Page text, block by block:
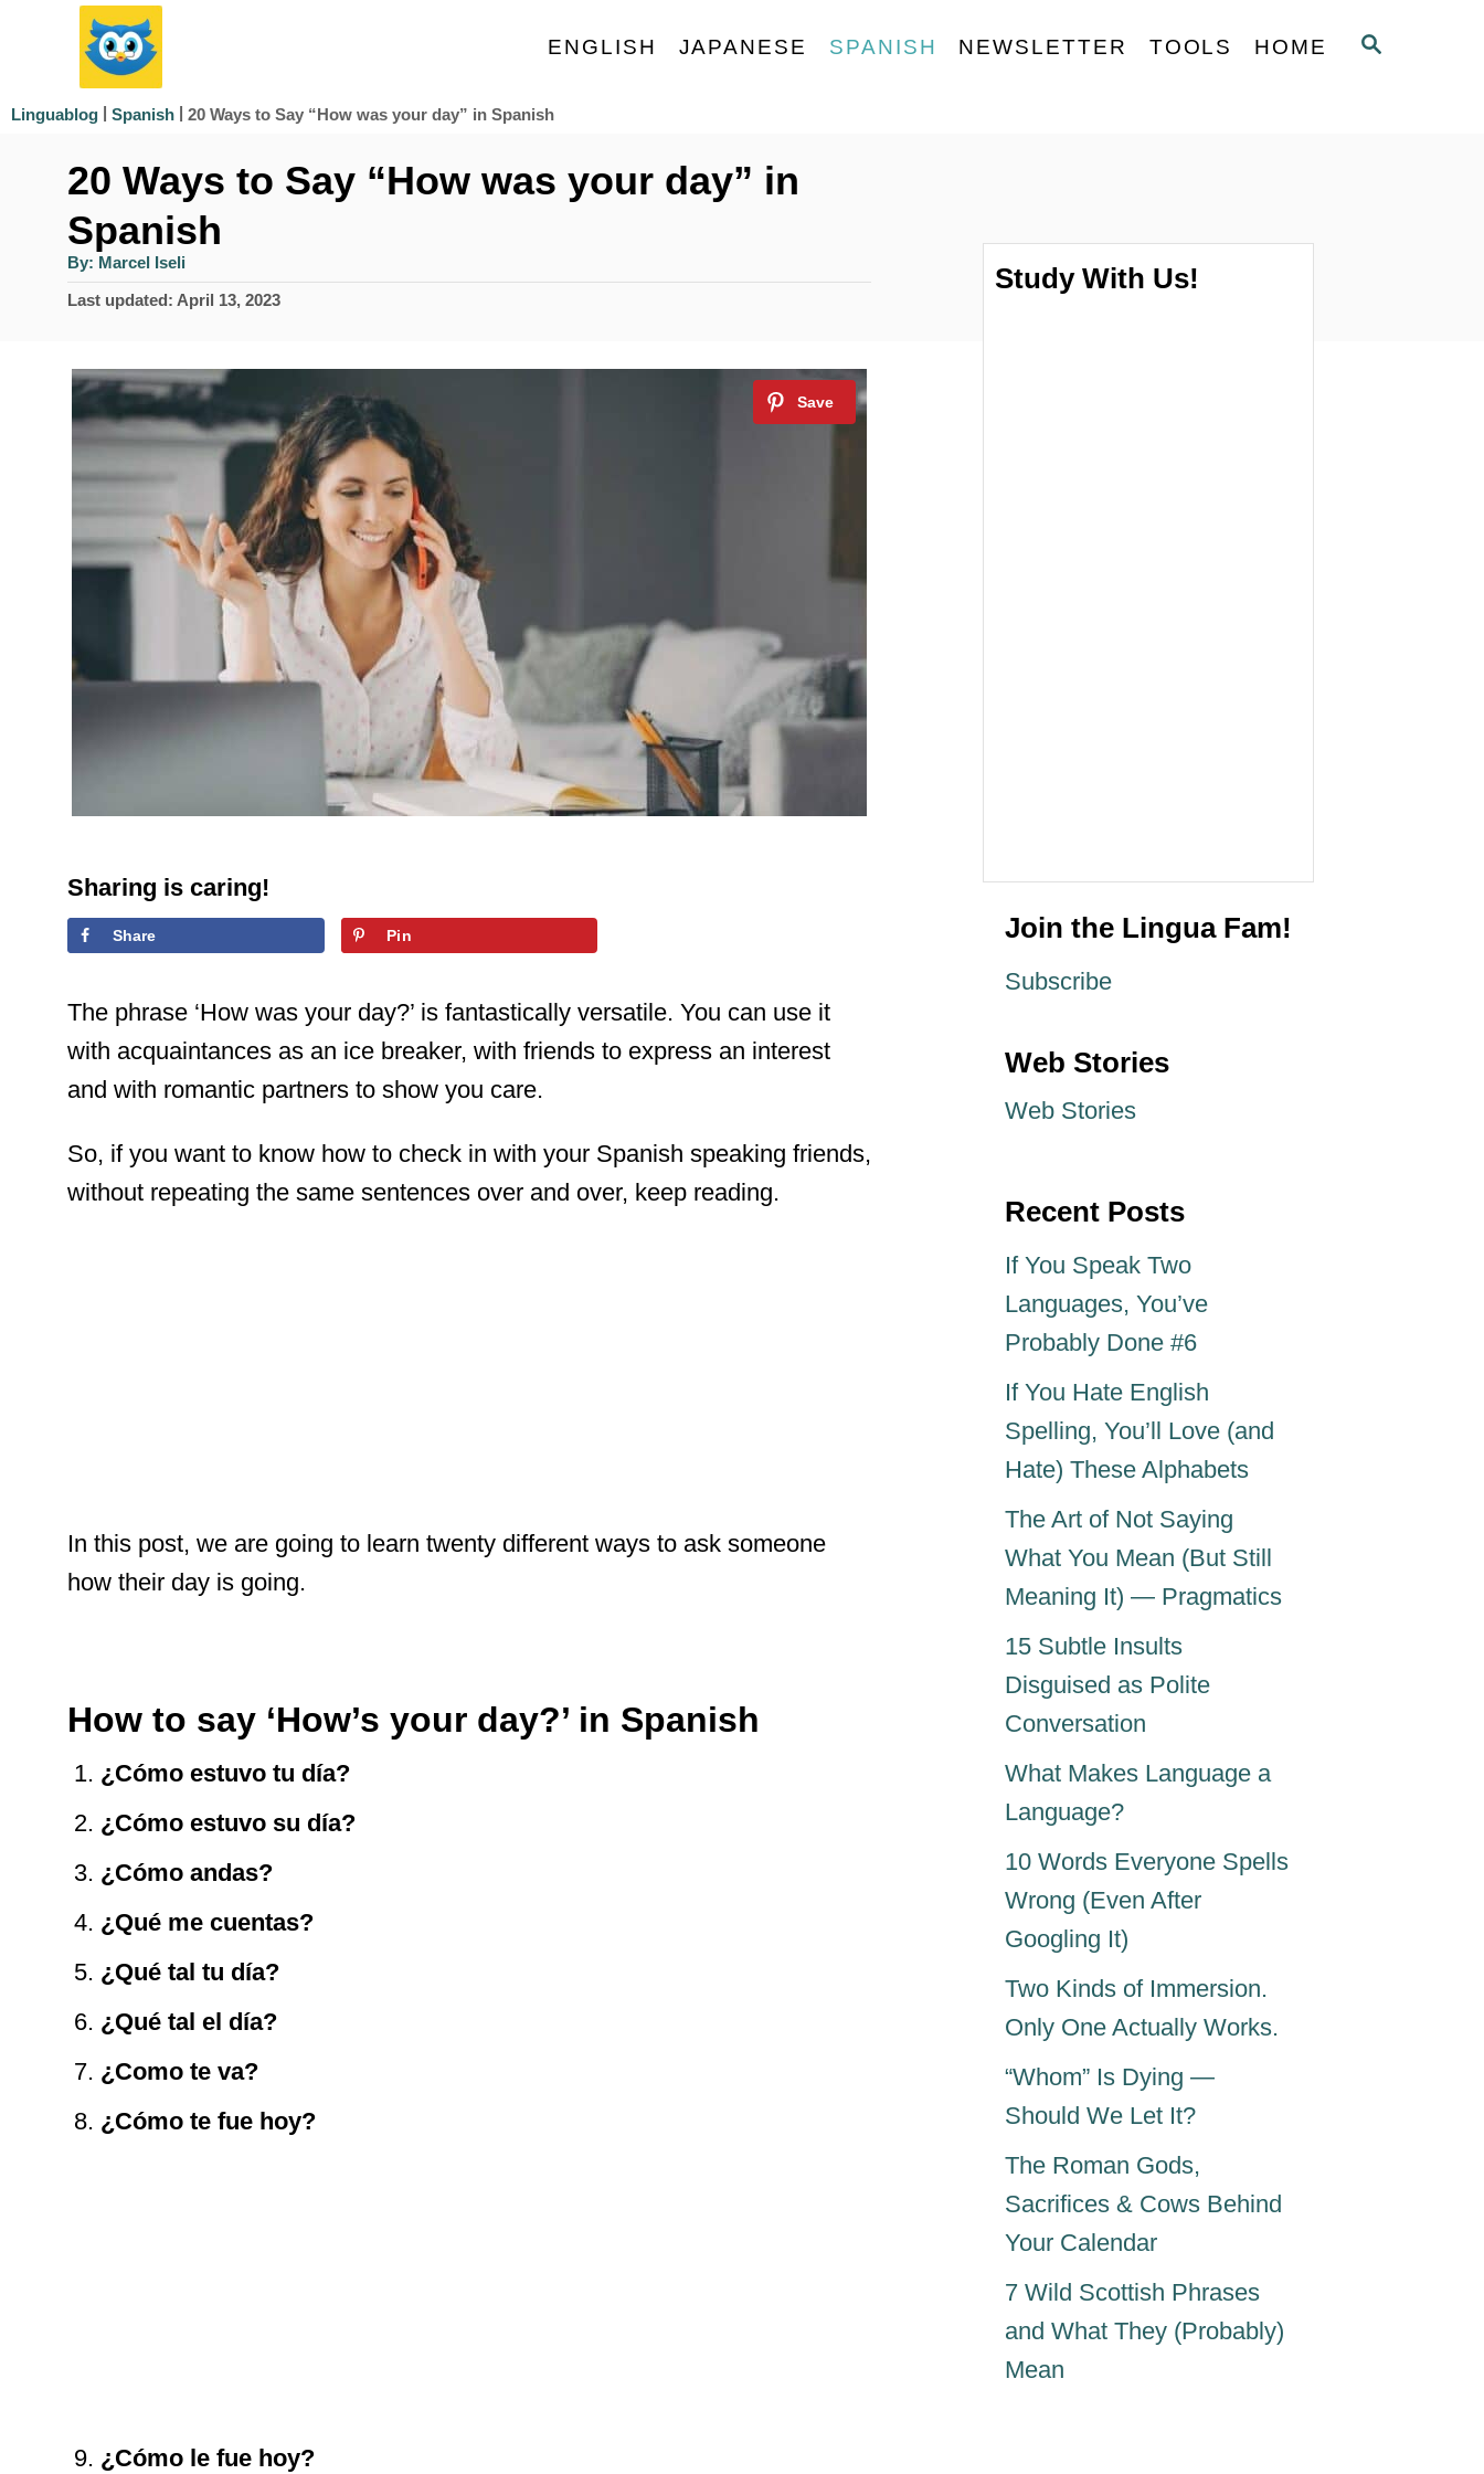
S
ENGLISH JAPANESE SPANISH NEWSLETTER TOOLS HOME
Linguablog | Spanish | 20 Ways to Say “How was your day” in Spanish
20 Ways to Say “How was your day” in
Spanish
By: A
t
h
Marcel Iseli
P
d
n
Last updated: April 13, 2023
Sharing is caring!
Share Pin
The phrase ‘How was your day?’ is fantastically versatile. You can use it
with acquaintances as an ice breaker, with friends to express an interest
and with romantic partners to show you care.
So, if you want to know how to check in with your Spanish speaking friends,
without repeating the same sentences over and over, keep reading.
In this post, we are going to learn twenty different ways to ask someone
how their day is going.
How to say ‘How’s your day?’ in Spanish
¿Cómo estuvo tu día?
¿Cómo estuvo su día?
¿Cómo andas?
¿Qué me cuentas?
¿Qué tal tu día?
¿Qué tal el día?
¿Como te va?
¿Cómo te fue hoy?
¿Cómo le fue hoy?
Study With Us!
Join the Lingua Fam!
Subscribe
Web Stories
Web Stories
Recent Posts
If You Speak Two
Languages, You’ve
Probably Done #6
If You Hate English
Spelling, You’ll Love (and
Hate) These Alphabets
The Art of Not Saying
What You Mean (But Still
Meaning It) — Pragmatics
15 Subtle Insults
Disguised as Polite
Conversation
What Makes Language a
Language?
10 Words Everyone Spells
Wrong (Even After
Googling It)
Two Kinds of Immersion.
Only One Actually Works.
“Whom” Is Dying —
Should We Let It?
The Roman Gods,
Sacrifices & Cows Behind
Your Calendar
7 Wild Scottish Phrases
and What They (Probably)
Mean